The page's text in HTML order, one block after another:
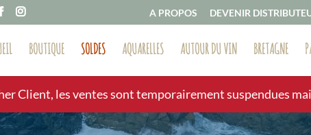
A PROPOS DEVENIR
BOUTIQUE SOLDES AQUARELLES AUTOUR DU VIN BRETAGNE
Client, les ventes sont temporairement suspendues